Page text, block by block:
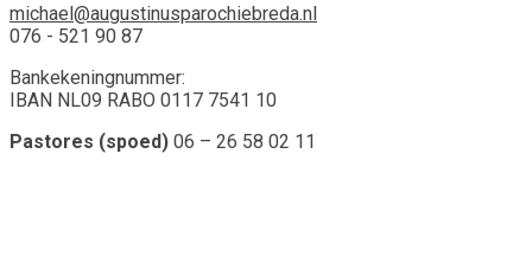
michael@augustinusparochiebreda.nl
076 - 521 90 87
Bankekeningnummer:
IBAN NL09 RABO 0117 7541 10
Pastores (spoed) 06 – 26 58 02 11